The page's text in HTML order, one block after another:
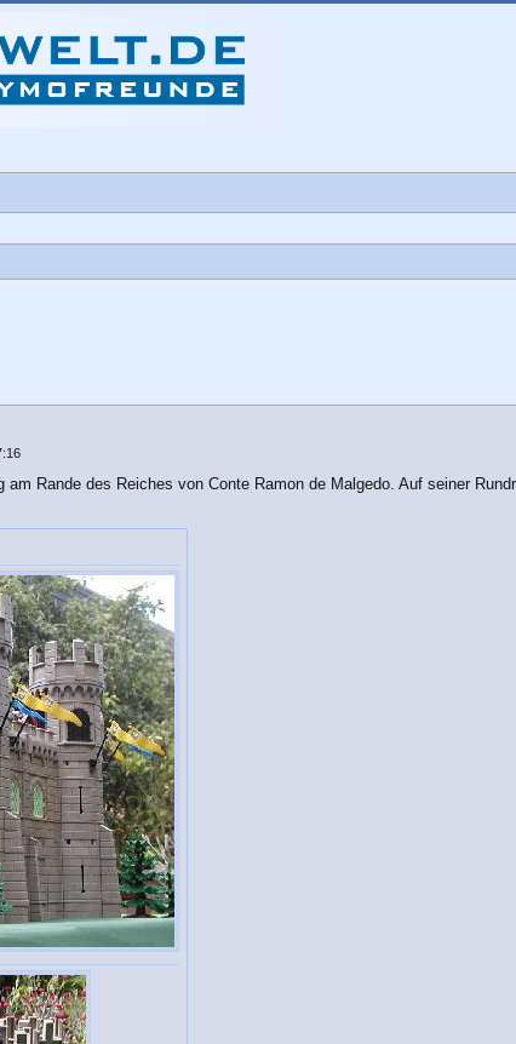
Rande des Reiches von Conte Ramon de Malgedo. Auf seiner